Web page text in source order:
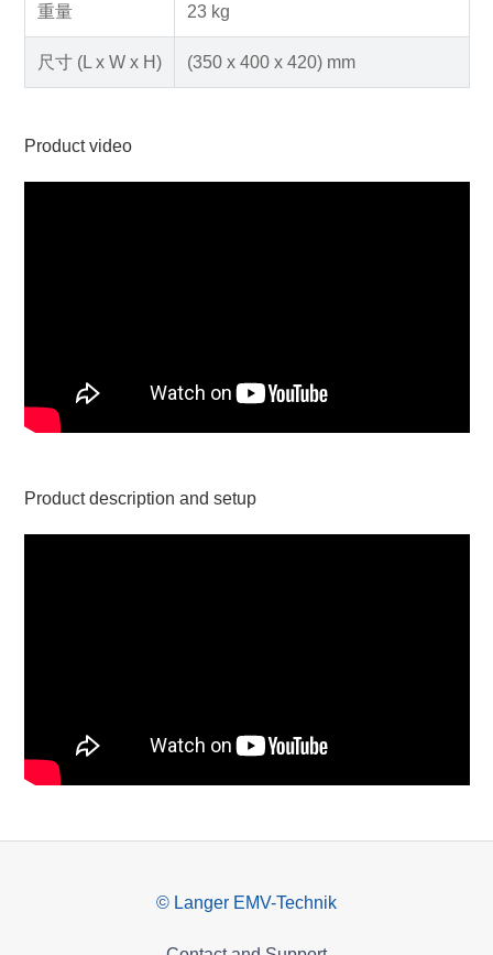
重量 23 kg
尺寸 (L x W x H) (350 x 400 x 420) mm
Product video
Product description and setup
© Langer EMV-Technik